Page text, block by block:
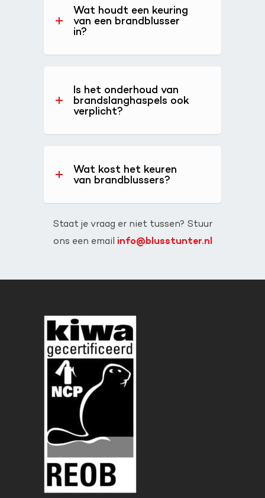
Wat houdt een keuring
van een brandblusser
in?
Is het onderhoud van
brandslanghaspels ook
verplicht?
Wat kost het keuren
van brandblussers?
Staat je vraag er niet tussen? Stuur
ons een email info@blusstunter.nl